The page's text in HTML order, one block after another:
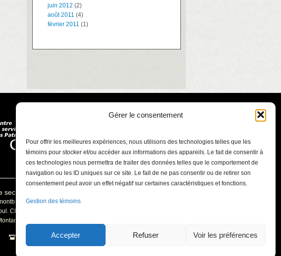
Gérer le consentement
Pour offrir les meilleures expériences, nous utilisons des technologies telles que les
témoins pour stocker et/ou accéder aux informations des appareils. Le fait de consentir à
ces technologies nous permettra de traiter des données telles que le comportement de
navigation ou les ID uniques sur ce site. Le fait de ne pas consentir ou de retirer son
consentement peut avoir un effet négatif sur certaines caractéristiques et fonctions.
Gestion des témoins
Accepter Refuser Voir les préférences
juin 2012 (2)
août 2011 (4)
février 2011 (1)
secondaire du Mont-Bruno
Clairevue Est, Saint-Bruno-de-
(Québec) J3V 5J3
450 653-1541